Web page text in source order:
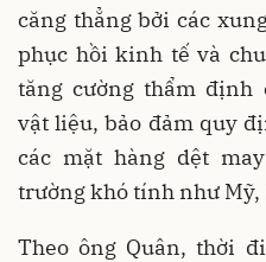
căng thẳng bởi các
phục hồi kinh tế và
tăng cường thẩm định
vật liệu, bảo đảm quy
các mặt hàng dệt
trường khó tính như Mỹ,
Theo ông Quân, thời